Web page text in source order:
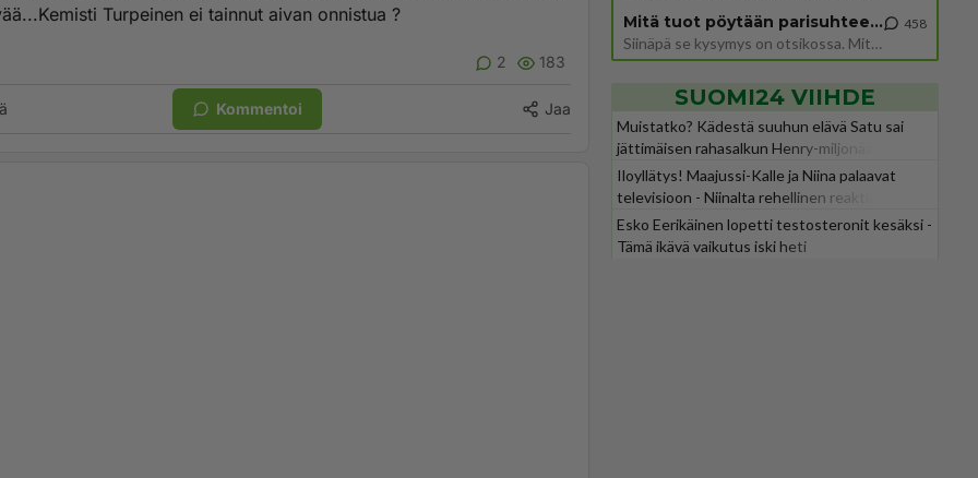
Turpeinen ei tainnut aivan onnistua ?
2 183
Kommentoi Jaa
Mitä tuot pöytään parisuhteessa?
Siinäpä se kysymys on otsikossa. Mitäpä siis tuot/toisit pöytään parisuhteessa? Oletko mies vai nainen? Koetko sen mitä
458
SUOMI24 VIIHDE
Muistatko? Kädestä suuhun elävä Satu sai
jättimäisen rahasalkun Henry-miljonääriltä
Iloyllätys! Maajussi-Kalle ja Niina palaavat
televisioon - Niinalta rehellinen reaktio:
"KÄÄKS!"
Esko Eerikäinen lopetti testosteronit kesäksi -
Tämä ikävä vaikutus iski heti